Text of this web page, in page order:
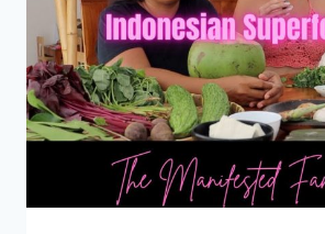
PANJANG